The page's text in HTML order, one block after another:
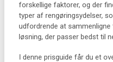
forskellige faktorer, og der
typer af rengøringsydelser,
udfordrende at
løsning, der passer bedst til
I denne prisguide får du et